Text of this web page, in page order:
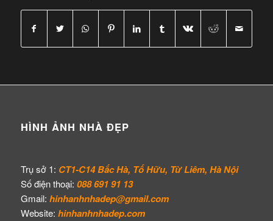
HÌNH ẢNH NHÀ ĐẸP
Trụ sở 1: CT1-C14 Bắc Hà, Tố Hữu, Từ Liêm, Hà Nội
Số điện thoại: 088 691 91 13
Gmail: hinhanhnhadep@gmail.com
Website: hinhanhnhadep.com